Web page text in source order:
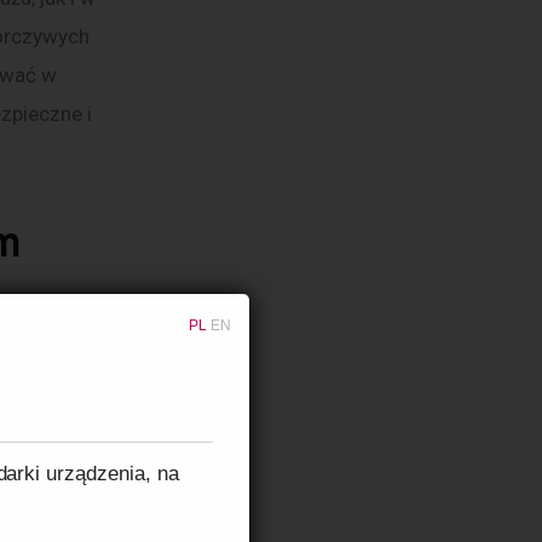
PL EN
urządzenia, na
w
i
myjek
względu